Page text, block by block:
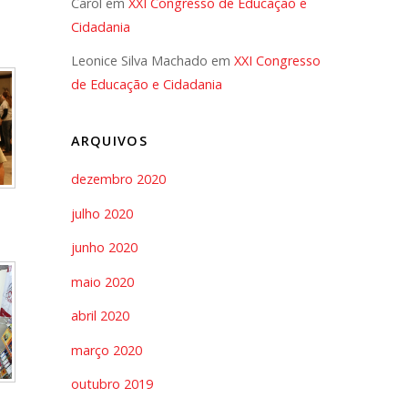
Cidadania
Leonice Silva Machado em XXI Congresso
de Educação e Cidadania
ARQUIVOS
dezembro 2020
julho 2020
junho 2020
maio 2020
abril 2020
março 2020
outubro 2019